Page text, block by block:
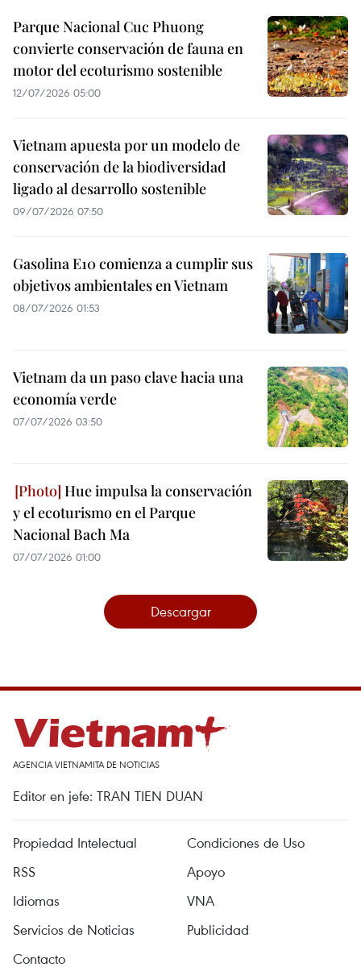
Parque Nacional Cuc Phuong
convierte conservación de fauna en
motor del ecoturismo sostenible
12/07/2026 05:00
Vietnam apuesta por un modelo de
conservación de la biodiversidad
ligado al desarrollo sostenible
09/07/2026 07:50
Gasolina E10 comienza a cumplir sus
objetivos ambientales en Vietnam
08/07/2026 01:53
Vietnam da un paso clave hacia una
economía verde
07/07/2026 03:50
Hue impulsa la conservación
y el ecoturismo en el Parque
Nacional Bach Ma
07/07/2026 01:00
Descargar
AGENCIA VIETNAMITA DE NOTICIAS
Editor en jefe: TRAN TIEN DUAN
Propiedad Intelectual
Condiciones de Uso
RSS
Apoyo
Idiomas
VNA
Servicios de Noticias
Publicidad
Contacto